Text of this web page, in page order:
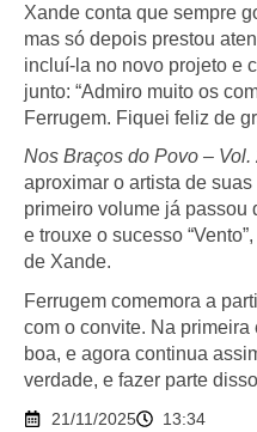
Xande conta que sempre
mas só depois prestou
incluí-la no novo projeto e
junto: “Admiro muito os
Ferrugem. Fiquei feliz de
Nos Braços do Povo – Vol.
aproximar o artista de
primeiro volume já passou
e trouxe o sucesso
de Xande.
Ferrugem comemora a
com o convite. Na
boa, e agora continua
verdade, e fazer parte
21/11/2025 13:34